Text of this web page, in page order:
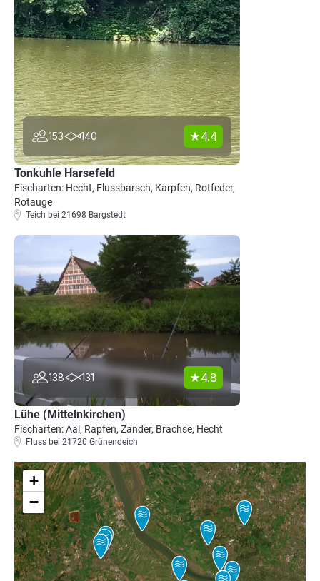
153 140 4.4
Tonkuhle Harsefeld
Fischarten: Hecht, Flussbarsch, Karpfen, Rotfeder,
Rotauge
Teich bei 21698 Bargstedt
138 131 4.8
Lühe (Mittelnkirchen)
Fischarten: Aal, Rapfen, Zander, Brachse, Hecht
Fluss bei 21720 Grünendeich
+
−